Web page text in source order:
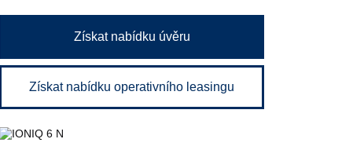
Získat nabídku úvěru
Získat nabídku operativního leasingu